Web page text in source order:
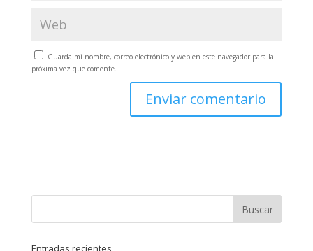
Guarda mi nombre, correo electrónico y web en este navegador para la
próxima vez que comente.
Entradas recientes